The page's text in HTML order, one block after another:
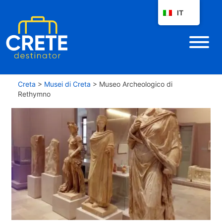
Creta > Musei di Creta > Museo Archeologico di
Rethymno
IT